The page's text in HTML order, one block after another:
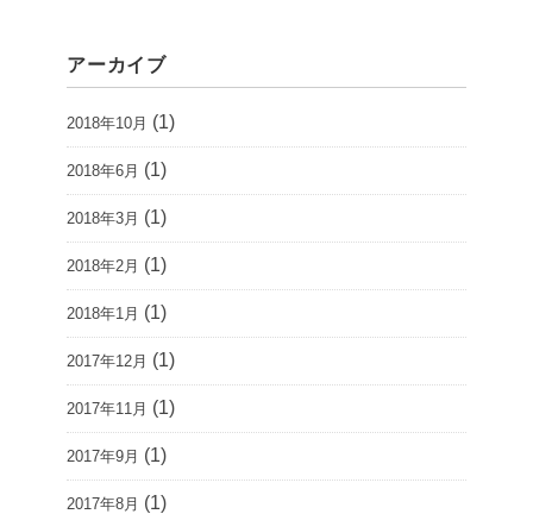
アーカイブ
2018年10月 (1)
2018年6月 (1)
2018年3月 (1)
2018年2月 (1)
2018年1月 (1)
2017年12月 (1)
2017年11月 (1)
2017年9月 (1)
2017年8月 (1)